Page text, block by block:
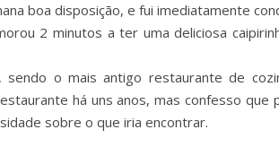
boa disposição, e fui imediatamente
2 minutos a ter uma deliciosa
o mais antigo restaurante de
há uns anos, mas confesso que
sobre o que iria encontrar.